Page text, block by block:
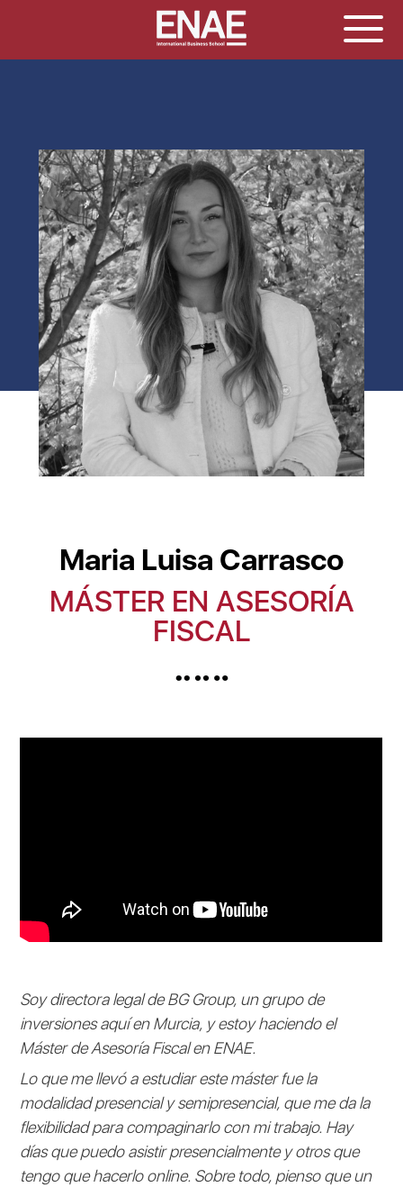
Maria Luisa Carrasco
MÁSTER EN ASESORÍA
FISCAL
Soy directora legal de BG Group, un grupo de
inversiones aquí en Murcia, y estoy haciendo el
Máster de Asesoría Fiscal en ENAE.
Lo que me llevó a estudiar este máster fue la
modalidad presencial y semipresencial, que me da la
flexibilidad para compaginarlo con mi trabajo. Hay
días que puedo asistir presencialmente y otros que
tengo que hacerlo online. Sobre todo, pienso que un